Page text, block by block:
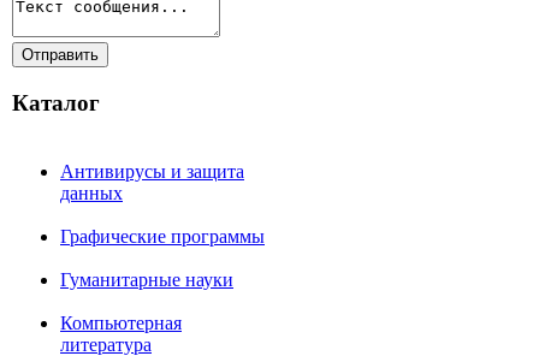
Каталог
Антивирусы и защита
данных
Графические программы
Гуманитарные науки
Компьютерная
литература